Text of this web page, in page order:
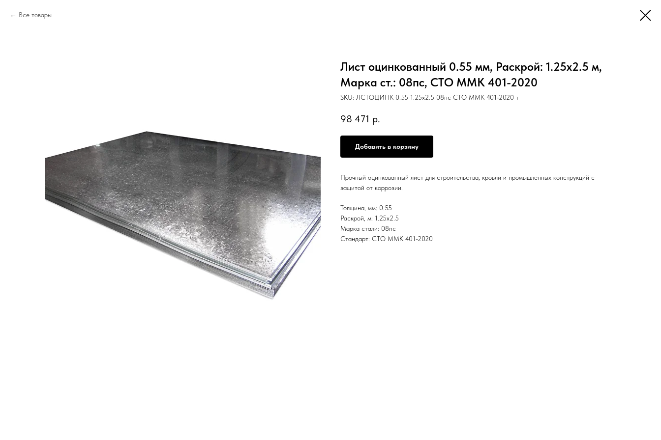
Все товары
Лист оцинкованный 0.55 мм, Раскрой: 1.25х2.5 м,
Марка ст.: 08пс, СТО ММК 401-2020
SKU: ЛСТОЦИНК 0.55 1.25х2.5 08пс СТО ММК 401-2020 т
98 471 р.
Добавить в корзину
Прочный оцинкованный лист для строительства, кровли и промышленных конструкций с
защитой от коррозии.
Толщина, мм: 0.55
Раскрой, м: 1.25х2.5
Марка стали: 08пс
Стандарт: СТО ММК 401-2020